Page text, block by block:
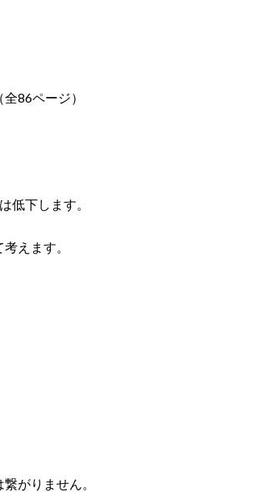
86ページ）
低下します。
えます。
がりません。